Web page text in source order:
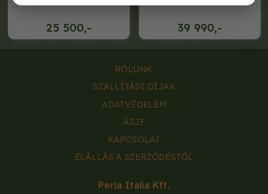
25 500,- 39 990,-
RÓLUNK
SZÁLLÍTÁSI DÍJAK
ADATVÉDELEM
ÁSZF
KAPCSOLAT
ELÁLLÁS A SZERZŐDÉSTŐL
Perla Italia Kft.